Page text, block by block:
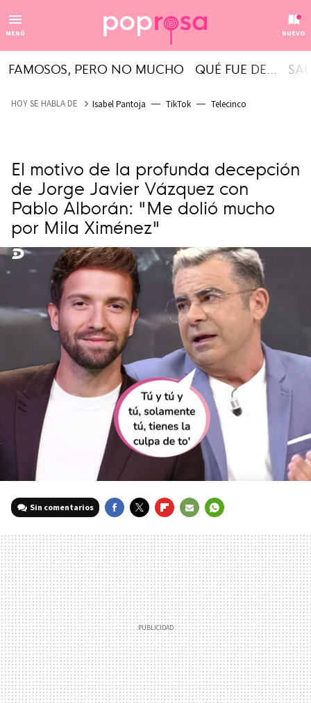
MENÚ NUEVO
FAMOSOS, PERO NO MUCHO QUÉ FUE DE...
HOY SE HABLA DE Isabel Pantoja TikTok Telecinco
El motivo de la profunda decepción
de Jorge Javier Vázquez con
Pablo Alborán: "Me dolió mucho
por Mila Ximénez"
Sin comentarios
MAIL